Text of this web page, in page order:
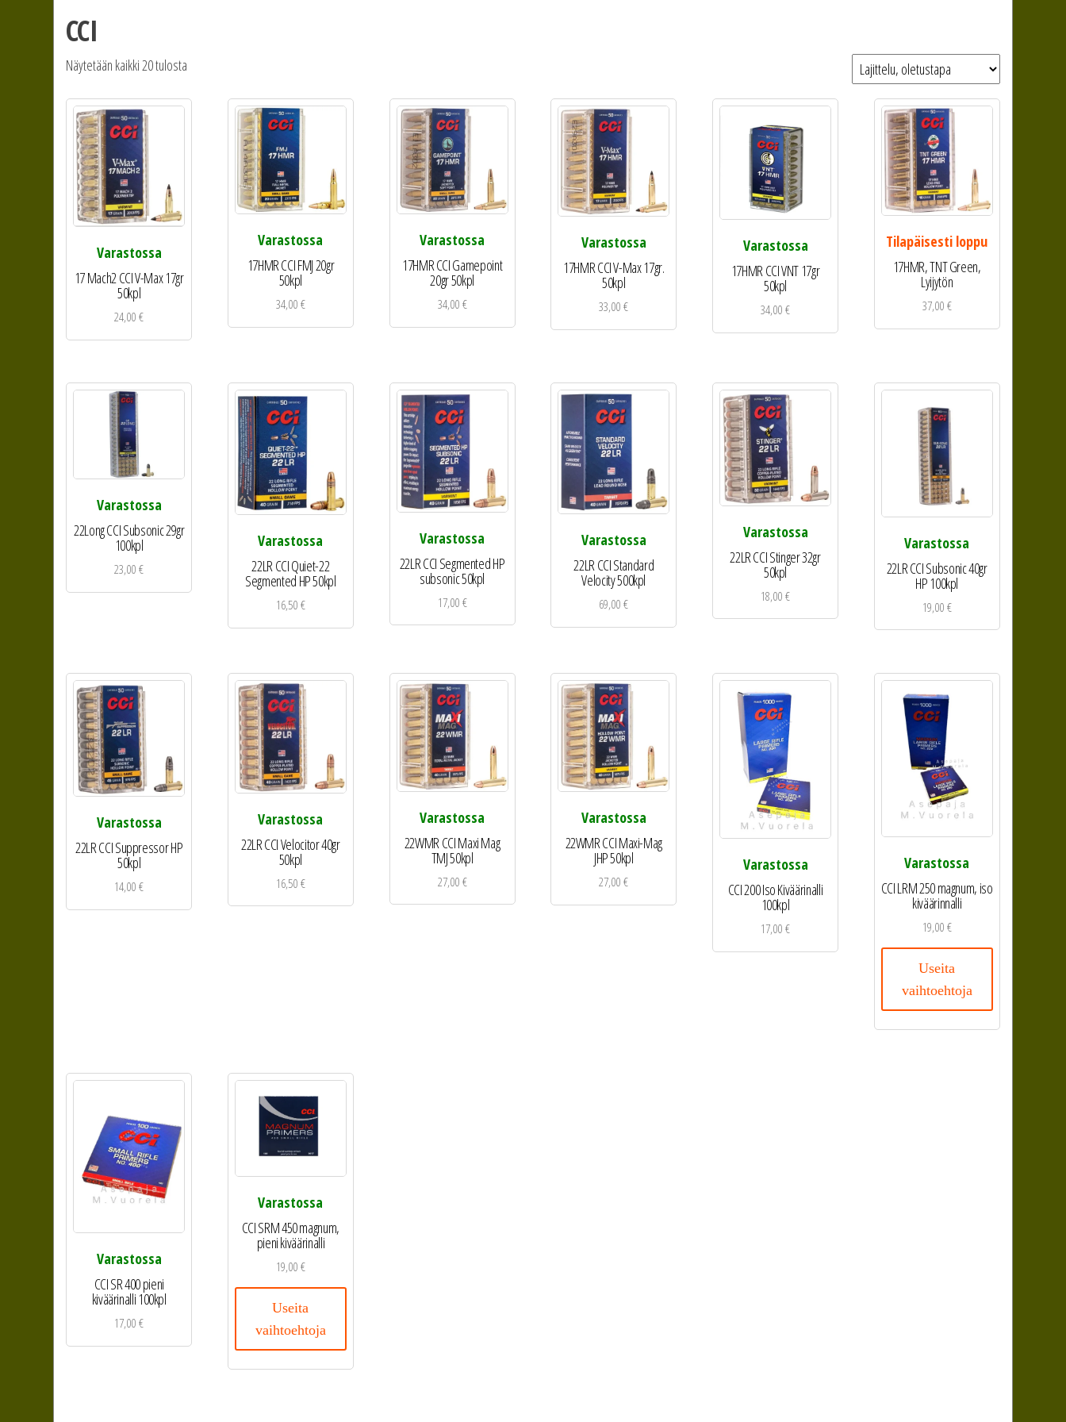
CCI
Näytetään kaikki 20 tulosta
Varastossa
17 Mach2 CCI V-Max 17gr
50kpl
24,00€
Varastossa
17HMR CCI FMJ 20gr
50kpl
34,00€
Varastossa
17HMR CCI Gamepoint
20gr 50kpl
34,00€
Varastossa
17HMR CCI V-Max 17gr.
50kpl
33,00€
Varastossa
17HMR CCI VNT 17gr
50kpl
34,00€
Tilapäisesti loppu
17HMR, TNT Green,
Lyijytön
37,00€
Varastossa
22Long CCI Subsonic 29gr
100kpl
23,00€
Varastossa
22LR CCI Quiet-22
Segmented HP 50kpl
16,50€
Varastossa
22LR CCI Segmented HP
subsonic 50kpl
17,00€
Varastossa
22LR CCI Standard
Velocity 500kpl
69,00€
Varastossa
22LR CCI Stinger 32gr
50kpl
18,00€
Varastossa
22LR CCI Subsonic 40gr
HP 100kpl
19,00€
Varastossa
22LR CCI Suppressor HP
50kpl
14,00€
Varastossa
22LR CCI Velocitor 40gr
50kpl
16,50€
Varastossa
22WMR CCI Maxi Mag
TMJ 50kpl
27,00€
Varastossa
22WMR CCI Maxi-Mag
JHP 50kpl
27,00€
Varastossa
CCI 200 Iso Kiväärinalli
100kpl
17,00€
Varastossa
CCI LRM 250 magnum, iso
kiväärinnalli
19,00€
Useita
vaihtoehtoja
Varastossa
CCI SR 400 pieni
kiväärinalli 100kpl
17,00€
Varastossa
CCI SRM 450 magnum,
pieni kiväärinalli
19,00€
Useita
vaihtoehtoja